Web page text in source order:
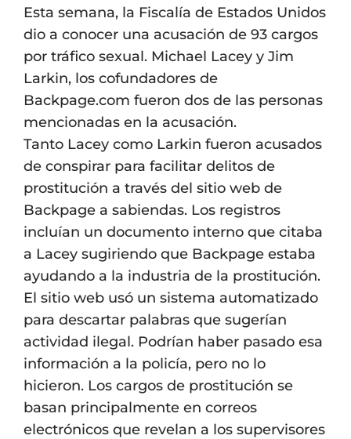
Esta semana, la Fiscalía de Estados Unidos
dio a conocer una acusación de 93 cargos
por tráfico sexual. Michael Lacey y Jim
Larkin, los cofundadores de
Backpage.com fueron dos de las personas
mencionadas en la acusación.
Tanto Lacey como Larkin fueron acusados ​​
de conspirar para facilitar delitos de
prostitución a través del sitio web de
Backpage a sabiendas. Los registros
incluían un documento interno que citaba
a Lacey sugiriendo que Backpage estaba
ayudando a la industria de la prostitución.
El sitio web usó un sistema automatizado
para descartar palabras que sugerían
actividad ilegal. Podrían haber pasado esa
información a la policía, pero no lo
hicieron. Los cargos de prostitución se
basan principalmente en correos
electrónicos que revelan a los supervisores